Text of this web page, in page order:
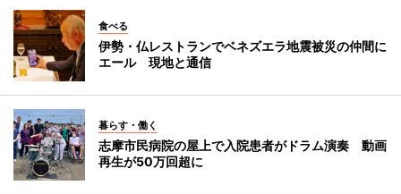
食べる
伊勢・仏レストランでベネズエラ地震被災の仲間に
エール 現地と通信
暮らす・働く
志摩市民病院の屋上で入院患者がドラム演奏 動画
再生が50万回超に